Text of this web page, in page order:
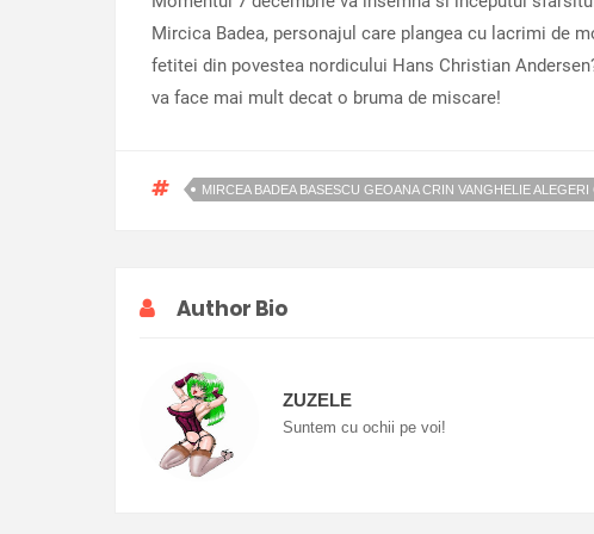
Mircica Badea, personajul care plangea cu lacrimi de
fetitei din povestea nordicului Hans Christian
va face mai mult decat o bruma de miscare!
MIRCEA BADEA BASESCU GEOANA CRIN VANGHELIE
Author Bio
ZUZELE
Suntem cu ochii pe voi!